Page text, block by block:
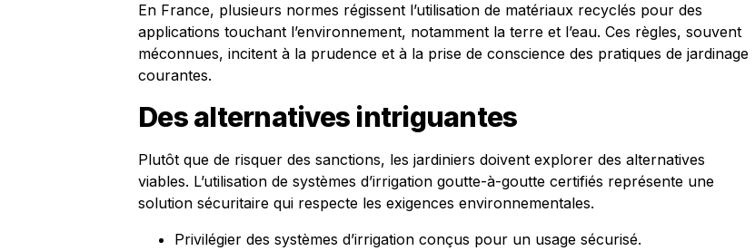
En France, plusieurs normes régissent l’utilisation de matériaux recyclés pour des
applications touchant l’environnement, notamment la terre et l’eau. Ces règles, souvent
méconnues, incitent à la prudence et à la prise de conscience des pratiques de jardinage
courantes.
Des alternatives intriguantes
Plutôt que de risquer des sanctions, les jardiniers doivent explorer des alternatives
viables. L’utilisation de systèmes d’irrigation goutte-à-goutte certifiés représente une
solution sécuritaire qui respecte les exigences environnementales.
Privilégier des systèmes d’irrigation conçus pour un usage sécurisé.